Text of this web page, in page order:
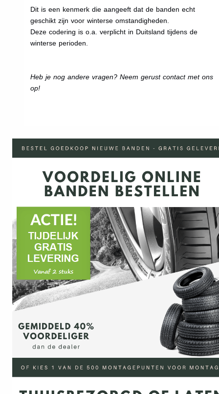
Dit is een kenmerk die aangeeft dat de banden echt
geschikt zijn voor winterse omstandigheden.
Deze codering is o.a. verplicht in Duitsland tijdens de
winterse perioden.
Heb je nog andere vragen? Neem gerust contact met ons
op!